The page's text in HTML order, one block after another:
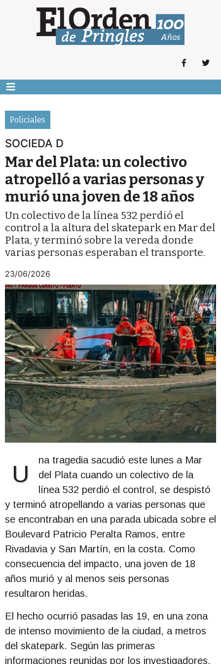
Policiales
SOCIEDA D
Mar del Plata: un colectivo
atropelló a varias personas y
murió una joven de 18 años
Un colectivo de la línea 532 perdió el
control a la altura del skatepark en Mar del
Plata, y terminó sobre la vereda donde
varias personas esperaban el transporte.
23/06/2026
U
na tragedia sacudió este lunes a Mar
del Plata cuando un colectivo de la
línea 532 perdió el control, se despistó
y terminó atropellando a varias personas que
se encontraban en una parada ubicada sobre el
Boulevard Patricio Peralta Ramos, entre
Rivadavia y San Martín, en la costa. Como
consecuencia del impacto, una joven de 18
años murió y al menos seis personas
resultaron heridas.
El hecho ocurrió pasadas las 19, en una zona
de intenso movimiento de la ciudad, a metros
del skatepark. Según las primeras
informaciones reunidas por los investigadores,